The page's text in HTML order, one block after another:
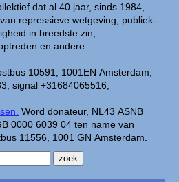
dat al 40 jaar, sinds 1984,
repressieve wetgeving, publiek-
in breedste zin,
en andere
10591, 1001EN Amsterdam,
signal +31684065516,
Word donateur, NL43 ASNB
0000 6039 04 ten name van
11556, 1001 GN Amsterdam.